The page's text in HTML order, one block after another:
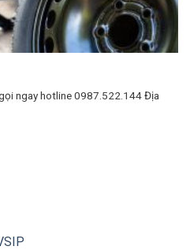
ngay hotline 0987.522.144 Địa